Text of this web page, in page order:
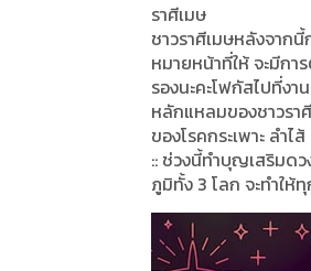
ราศีเมษ
ชาวราศีเมษหลังจาก
หมายหน้าที่ให้ จะมีกา
รองนะคะโฟกัสไปที่ง
หลักแหลมของชาวราศี
ของโรคกระเพาะ ลำไ
:: ช่วงนี้ทำบุญเสริมดว
ภูมิทั้ง 3 โลก จะทำให้